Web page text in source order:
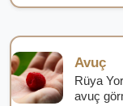
Avuç
Rüya
avuç